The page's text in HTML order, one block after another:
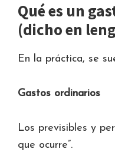
Qué es un
(dicho en
En la práctica, se
Gastos ordinarios
Los previsibles y
que ocurre”.